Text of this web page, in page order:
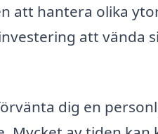
att hantera olika
att vända
dig en